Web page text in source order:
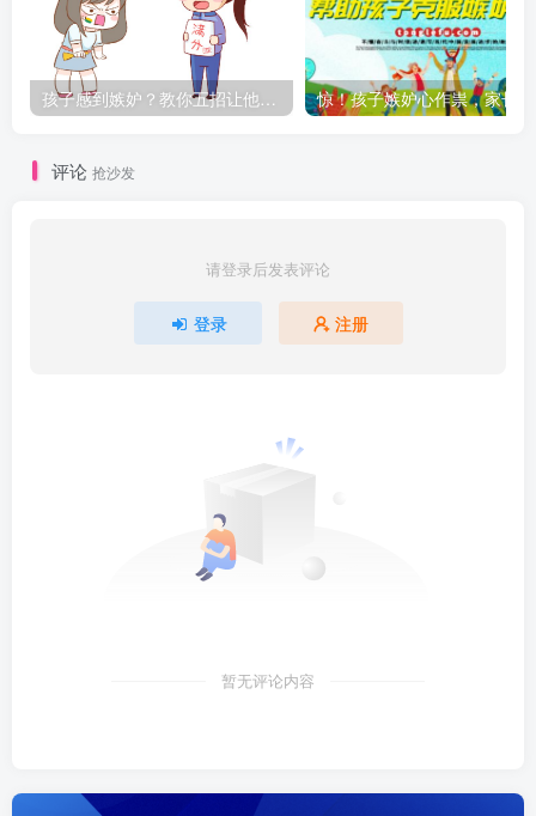
孩子感到嫉妒？教你五招让他们找到自信与快乐
评论 抢沙发
请登录后发表评论
登录 注册
暂无评论内容